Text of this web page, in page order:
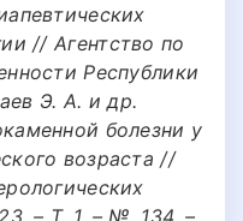
// Агентство по
Республики
Э. А. и др.
болезни у
возраста //
– Т. 1. – №. 134. –